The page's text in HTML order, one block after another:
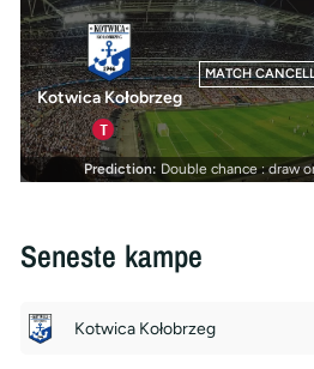
Kotwica Kołobrzeg
T
MATCH
Prediction: Double chance : draw
Seneste kampe
Kotwica Kołobrzeg